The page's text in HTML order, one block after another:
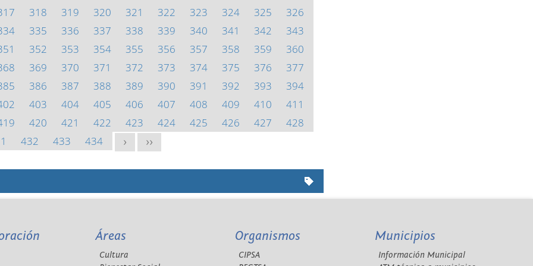
318 319 320 321 322 323 324 325
326
335 336 337 338 339 340 341 342
343
352 353 354 355 356 357 358 359
360
369 370 371 372 373 374 375 376
377
386 387 388 389 390 391 392 393
394
403 404 405 406 407 408 409 410
411
420 421 422 423 424 425 426 427
428
432 433 434 > >>
Áreas
Cultura
Organismos
CIPSA
Municipios
Información Municipal